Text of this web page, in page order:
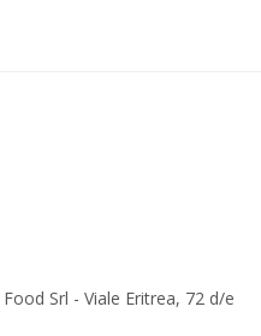
Srl - Viale Eritrea, 72 d/e